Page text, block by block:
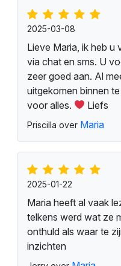
2025-03-08
Lieve Maria, ik heb u
via chat en sms. U
zeer goed aan. Al
uitgekomen binnen
voor alles.
Liefs
Priscilla over Maria
2025-01-22
Maria heeft al vaak
telkens werd wat ze
onthuld als waar te
inzichten